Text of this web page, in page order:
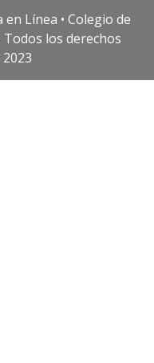
Línea • Colegio de
Todos los derechos